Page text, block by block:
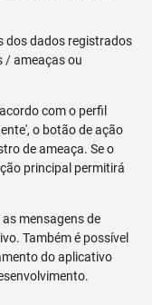
dos dados registrados
/ ameaças ou
com o perfil
o botão de ação
de ameaça. Se o
principal permitirá
mensagens de
Também é possível
do aplicativo